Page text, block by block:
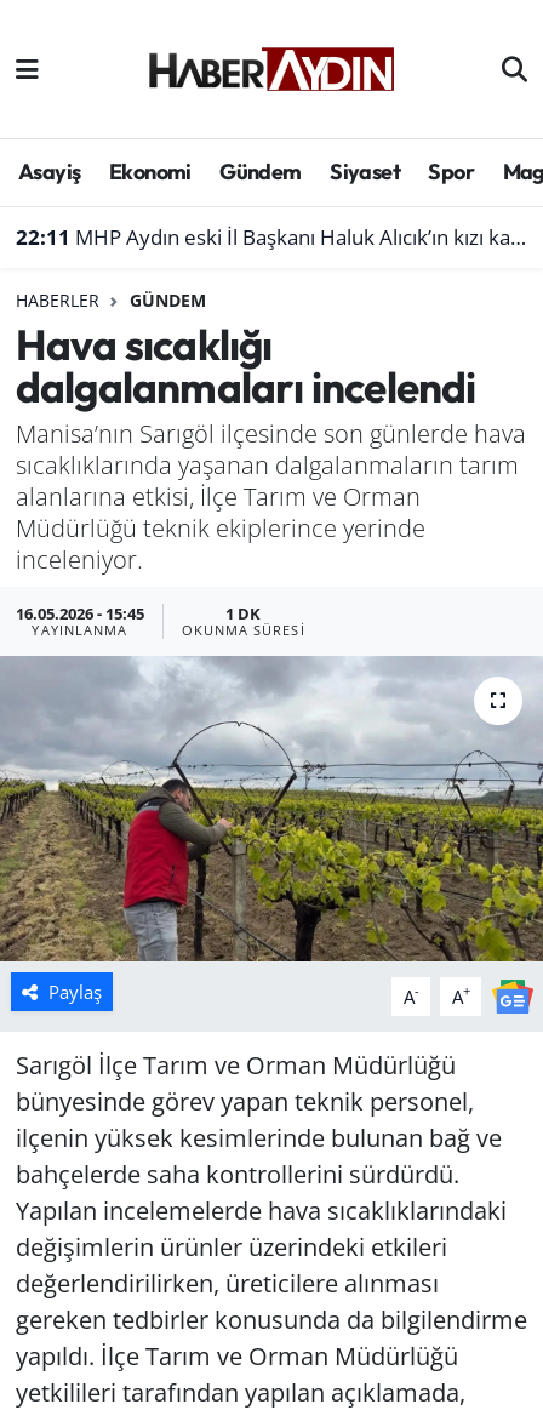
Asayiş Ekonomi Gündem Siyaset Spor
22:11 MHP Aydın eski İl Başkanı Haluk Alıcık’ın kızı kaza geçirdi
HABERLER GÜNDEM
Hava sıcaklığı
dalgalanmaları incelendi
Manisa’nın Sarıgöl ilçesinde son günlerde hava
sıcaklıklarında yaşanan dalgalanmaların tarım
alanlarına etkisi, İlçe Tarım ve Orman
Müdürlüğü teknik ekiplerince yerinde
inceleniyor.
16.05.2026 - 15:45
YAYINLANMA
1 DK
OKUNMA SÜRESI
Paylaş A- A+
Sarıgöl İlçe Tarım ve Orman Müdürlüğü
bünyesinde görev yapan teknik personel,
ilçenin yüksek kesimlerinde bulunan bağ ve
bahçelerde saha kontrollerini sürdürdü.
Yapılan incelemelerde hava sıcaklıklarındaki
değişimlerin ürünler üzerindeki etkileri
değerlendirilirken, üreticilere alınması
gereken tedbirler konusunda da bilgilendirme
yapıldı. İlçe Tarım ve Orman Müdürlüğü
yetkilileri tarafından yapılan açıklamada,
Afyonkarahisar
Çevre
Genel
Haber
Izmir
Kütahya
Politika
Uşak
Aydın Hava Durumu
Süper Lig Puan Durumu ve Fikstür
Son Dakika Haberleri
Haber Arşivi